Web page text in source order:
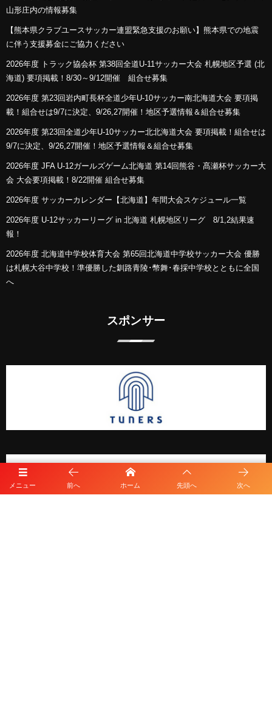
メニュー 前へ ホーム 先頭へ 次へ
山形庄内の情報募集
【熊本県クラブユースサッカー連盟緊急支援のお願い】熊本県での地震
に伴う支援募金にご協力ください
2026年度 トラック協会杯 第38回全道U-11サッカー大会 札幌地区予選 (北
海道) 要項掲載！8/30～9/12開催 組合せ募集
2026年度 第23回岩内町長杯全道少年U-10サッカー南北海道大会 要項掲
載！組合せは9/7に決定、9/26,27開催！地区予選情報＆組合せ募集
2026年度 第23回全道少年U-10サッカー北北海道大会 要項掲載！組合せは
9/7に決定、9/26,27開催！地区予選情報＆組合せ募集
2026年度 JFA U-12ガールズゲーム北海道 第14回熊谷・髙瀬杯サッカー大
会 大会要項掲載！8/22開催 組合せ募集
2026年度 サッカーカレンダー【北海道】年間大会スケジュール一覧
2026年度 U-12サッカーリーグ in 北海道 札幌地区リーグ 8/1,2結果速
報！
2026年度 北海道中学校体育大会 第65回北海道中学校サッカー大会 優勝
は札幌大谷中学校！準優勝した釧路青陵･幣舞･春採中学校とともに全国
へ
スポンサー